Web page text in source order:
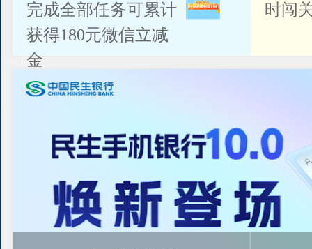
完成全部任务可累计
获得180元微信立减
金
时闯